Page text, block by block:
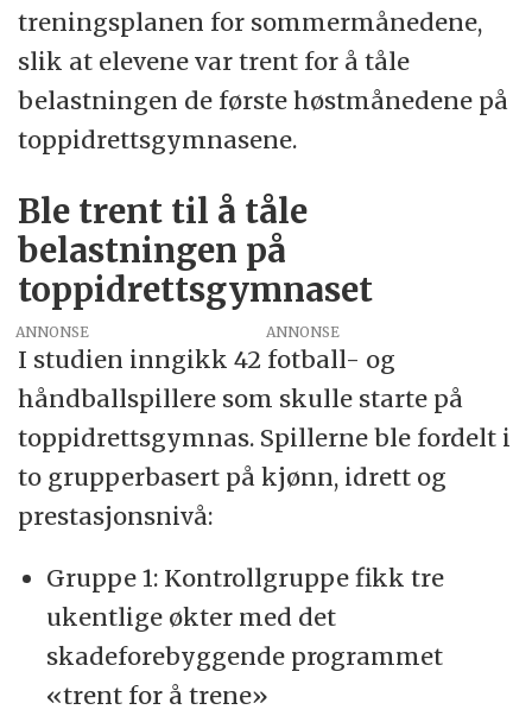
treningsplanen for sommermånedene,
slik at elevene var trent for å tåle
belastningen de første høstmånedene på
toppidrettsgymnasene.
Ble trent til å tåle
belastningen på
toppidrettsgymnaset
ANNONSE
I studien inngikk 42 fotball- og
håndballspillere som skulle starte på
toppidrettsgymnas. Spillerne ble fordelt i
to grupperbasert på kjønn, idrett og
prestasjonsnivå:
Gruppe 1: Kontrollgruppe fikk tre
ukentlige økter med det
skadeforebyggende programmet
«trent for å trene»